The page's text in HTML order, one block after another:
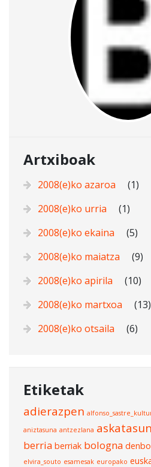
Artxiboak
2008(e)ko azaroa
(1)
2008(e)ko urria
(1)
2008(e)ko ekaina
(5)
2008(e)ko maiatza
(9)
2008(e)ko apirila
(10)
2008(e)ko martxoa
(13)
2008(e)ko otsaila
(6)
Etiketak
adierazpen
aniztasuna antzezlana
berria berriak bologna
elvira_souto esamesak europako